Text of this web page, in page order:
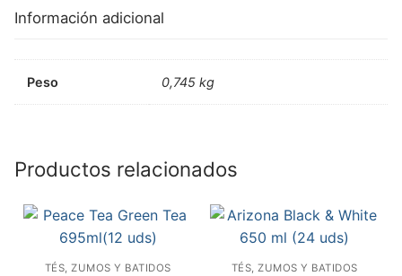
Información adicional
Peso 0,745 kg
Productos relacionados
TÉS, ZUMOS Y BATIDOS TÉS, ZUMOS Y BATIDOS